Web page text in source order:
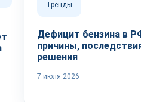
Тренды
Дефицит бензина в
причины,
решения
7 июля 2026